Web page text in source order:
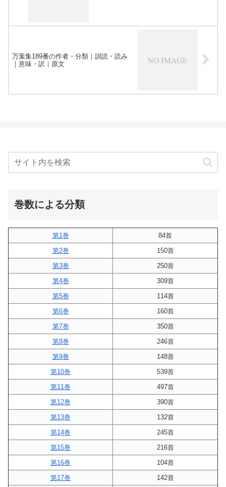
万葉集189番の作者・分類｜訓読・読み
｜意味・訳｜原文
巻数による分類
第1巻
84首
第2巻
150首
第3巻
250首
第4巻
309首
第5巻
114首
第6巻
160首
第7巻
350首
第8巻
246首
第9巻
148首
第10巻
539首
第11巻
497首
第12巻
390首
第13巻
132首
第14巻
245首
第15巻
216首
第16巻
104首
第17巻
142首